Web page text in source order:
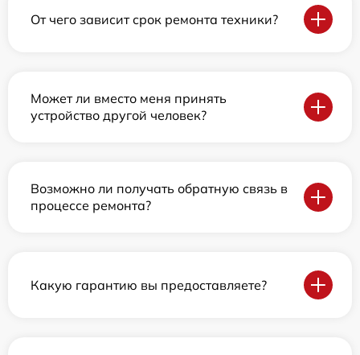
От чего зависит срок ремонта техники?
Может ли вместо меня принять
устройство другой человек?
Возможно ли получать обратную связь в
процессе ремонта?
Какую гарантию вы предоставляете?